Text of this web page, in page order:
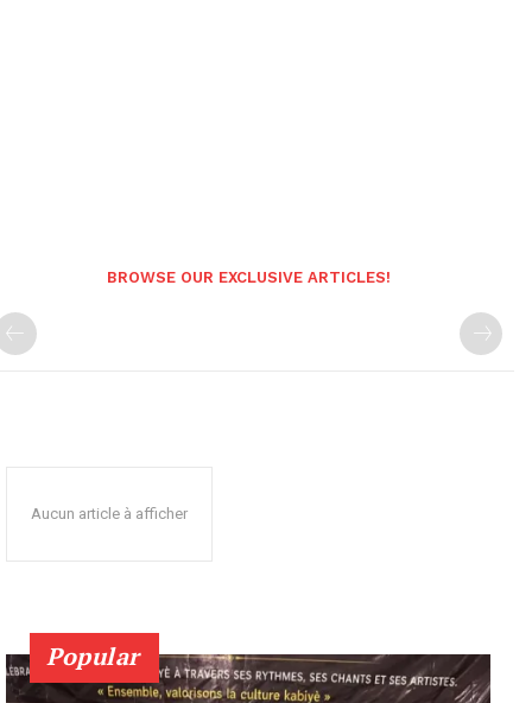
BROWSE OUR EXCLUSIVE ARTICLES!
Aucun article à afficher
Popular